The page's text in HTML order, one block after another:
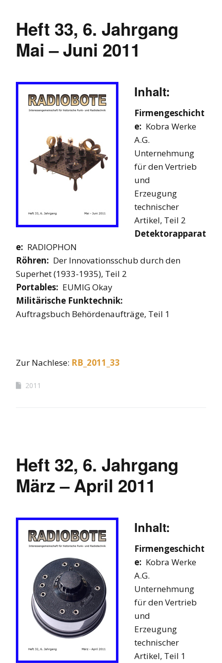
Heft 33, 6. Jahrgang
Mai – Juni 2011
Inhalt:
Firmengeschicht
e: Kobra Werke
A.G.
Unternehmung
für den Vertrieb
und
Erzeugung
technischer
Artikel, Teil 2
Detektorapparat
e: RADIOPHON
Röhren: Der Innovationsschub durch den
Superhet (1933-1935), Teil 2
Portables: EUMIG Okay
Militärische Funktechnik:
Auftragsbuch Behördenaufträge, Teil 1
Zur Nachlese: RB_2011_33
2011
Heft 32, 6. Jahrgang
März – April 2011
Inhalt:
Firmengeschicht
e: Kobra Werke
A.G.
Unternehmung
für den Vertrieb
und
Erzeugung
technischer
Artikel, Teil 1